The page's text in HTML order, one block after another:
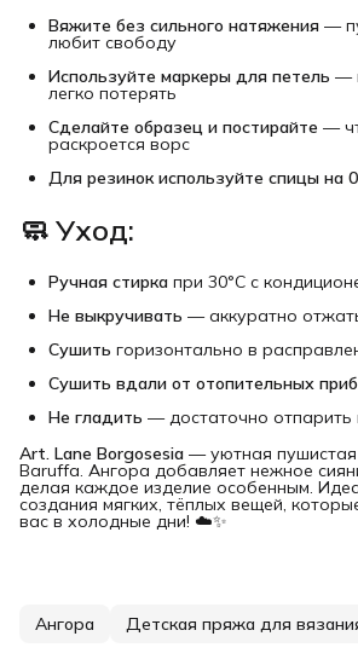
Вяжите без сильного натяжения —
любит свободу
Используйте маркеры для петель —
легко потерять
Сделайте образец и постирайте —
раскроется ворс
Для резинок используйте спицы на
🧼 Уход:
Ручная стирка при 30°C с
Не выкручивать — аккуратно
Сушить горизонтально в
Сушить вдали от отопительных
Не гладить — достаточно отпарить
Art. Lane Borgosesia — уютная пушистая
Baruffa. Ангора добавляет нежное
делая каждое изделие особенным.
создания мягких, тёплых вещей,
вас в холодные дни! ☁️✨
Ангора Детская пряжа для